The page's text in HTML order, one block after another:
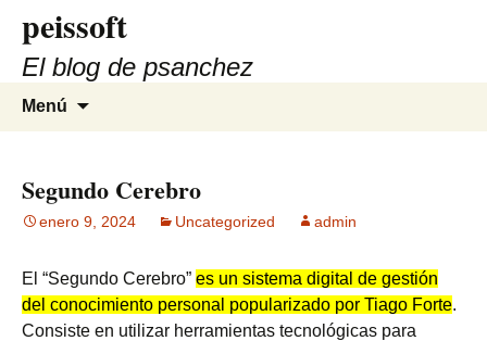
contenido
peissoft
El blog de psanchez
Menú
Segundo Cerebro
enero 9, 2024 Uncategorized admin
El “Segundo Cerebro” es un sistema digital de gestión
del conocimiento personal popularizado por Tiago Forte.
Consiste en utilizar herramientas tecnológicas para